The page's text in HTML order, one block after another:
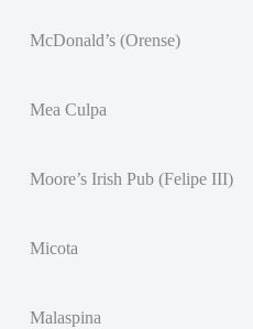
McDonald’s (Orense)
Mea Culpa
Moore’s Irish Pub (Felipe III)
Micota
Malaspina